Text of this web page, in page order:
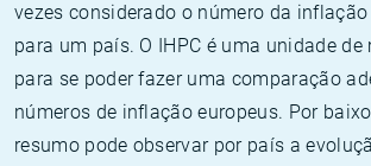
vezes considerado o número da
para um país. O IHPC é uma unidade de
para se poder fazer uma comparação
números de inflação europeus. Por
resumo pode observar por país a